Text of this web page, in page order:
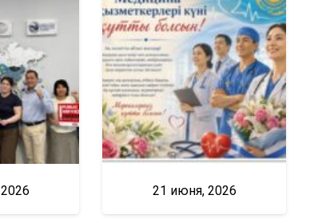
21 июня, 2026